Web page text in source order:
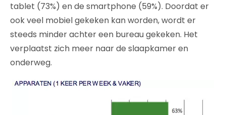
tablet (73%) en de smartphone (59%). Doordat er
ook veel mobiel gekeken kan worden, wordt er
steeds minder achter een bureau gekeken. Het
verplaatst zich meer naar de slaapkamer en
onderweg.